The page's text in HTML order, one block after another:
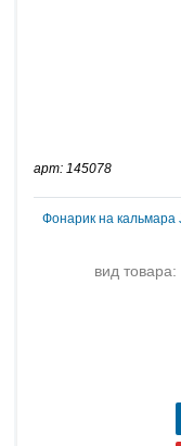
арт: 145078
Фонарик на
вид